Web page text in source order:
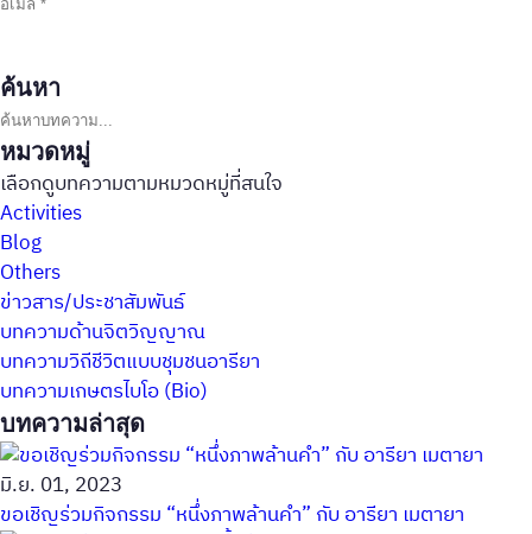
ค้นหา
ค้นหาบทความ
หมวดหมู่
เลือกดูบทความตามหมวดหมู่ที่สนใจ
Activities
Blog
Others
ข่าวสาร/ประชาสัมพันธ์
บทความด้านจิตวิญญาณ
บทความวิถีชีวิตแบบชุมชนอารียา
บทความเกษตรไบโอ (Bio)
บทความล่าสุด
มิ.ย. 01, 2023
ขอเชิญร่วมกิจกรรม “หนึ่งภาพล้านคำ” กับ อารียา เมตายา